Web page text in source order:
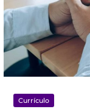
Currículo